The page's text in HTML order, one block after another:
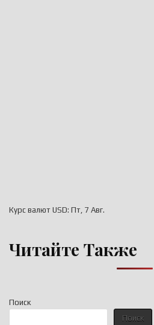
Поиск
Поиск
Курс валют USD: Пт, 7 Авг.
Читайте Также